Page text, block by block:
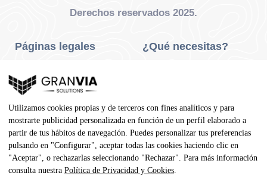
Derechos reservados 2025.
Páginas legales
Privacidad Y Cookies
Aviso Legal
Condiciones De Compra
Contacto
¿Qué necesitas?
Neumáticos Agrícola
Dirección
Utilizamos cookies propias y de terceros con fines analíticos y para
mostrarte publicidad personalizada en función de un perfil elaborado a
partir de tus hábitos de navegación. Puedes personalizar tus preferencias
pulsando en "Configurar", aceptar todas las cookies haciendo clic en
"Aceptar", o rechazarlas seleccionando "Rechazar". Para más información
consulta nuestra Política de Privacidad y Cookies.